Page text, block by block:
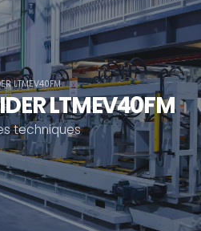
LTMEV40FM
techniques
LTMEV40FM